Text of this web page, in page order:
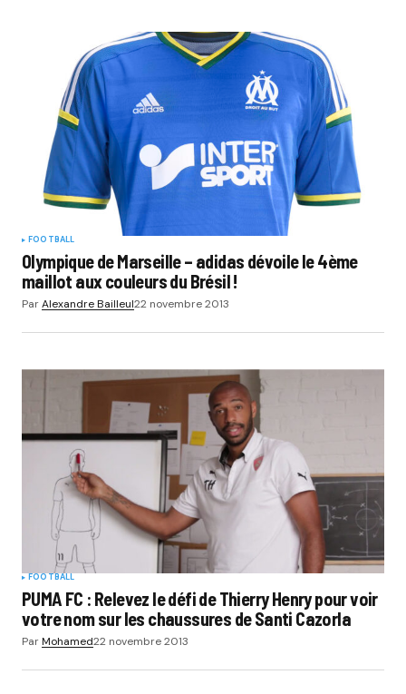
FOOTBALL
Olympique de Marseille – adidas dévoile le 4ème
maillot aux couleurs du Brésil !
ParAlexandre Bailleul22 novembre 2013
FOOTBALL
PUMA FC : Relevez le défi de Thierry Henry pour voir
votre nom sur les chaussures de Santi Cazorla
ParMohamed22 novembre 2013